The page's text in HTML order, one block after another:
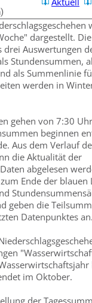
dargestellt.
drei Auswertungen
Stundensummen,
als Summenlinie
werden in
gehen von 7:30
beginnen
Aus dem Verlauf
die Aktualität der
abgelesen
Ende der blauen
geben die
Datenpunktes an.
im Oktober.
der